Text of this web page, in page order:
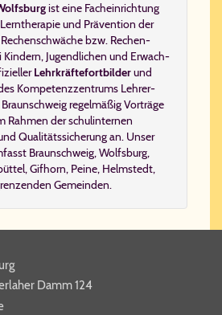
ist eine Fach­ein­rich­tung
Lern­the­ra­pieund Prä­ven­ti­on der
bzw. Re­chen­
Kin­dern, Ju­gend­li­chen und Er­wach­
Lehr­kräf­te­fort­bil­derund
Kom­pe­tenz­zen­trums Leh­rer­
regelmäßigVorträge
Rahmen der schulinternen
Qualitätssicherung an. Un­ser
Braunschweig,Wolfsburg,
,Gifhorn, Peine, Helmstedt,
Ge­mein­den.
Damm 124